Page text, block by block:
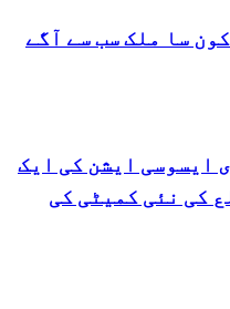
سا ملک سب سے آگے
ایسوسی ایشن کی ایک
کی نئی کمیٹی کی